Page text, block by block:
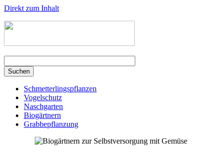
Direkt zum Inhalt
Schmetterlingspflanzen
Vogelschutz
Naschgarten
Biogärtnern
Grabbepflanzung